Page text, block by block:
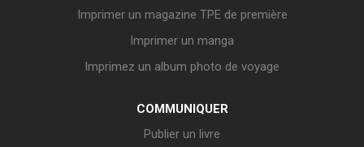
Imprimer un magazine TPE de première
Imprimer un manga
Imprimez un album photo de voyage
COMMUNIQUER
Publier un livre